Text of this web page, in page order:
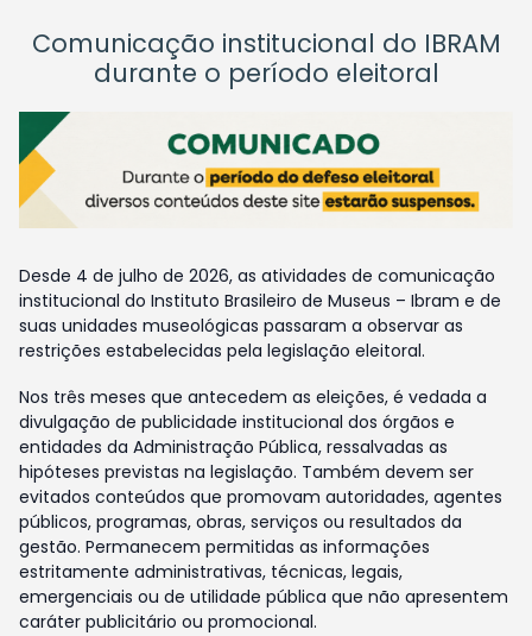
Comunicação institucional do IBRAM
durante o período eleitoral
Desde 4 de julho de 2026, as atividades de comunicação
institucional do Instituto Brasileiro de Museus – Ibram e de
suas unidades museológicas passaram a observar as
restrições estabelecidas pela legislação eleitoral.
Nos três meses que antecedem as eleições, é vedada a
divulgação de publicidade institucional dos órgãos e
entidades da Administração Pública, ressalvadas as
hipóteses previstas na legislação. Também devem ser
evitados conteúdos que promovam autoridades, agentes
públicos, programas, obras, serviços ou resultados da
gestão. Permanecem permitidas as informações
estritamente administrativas, técnicas, legais,
emergenciais ou de utilidade pública que não apresentem
caráter publicitário ou promocional.